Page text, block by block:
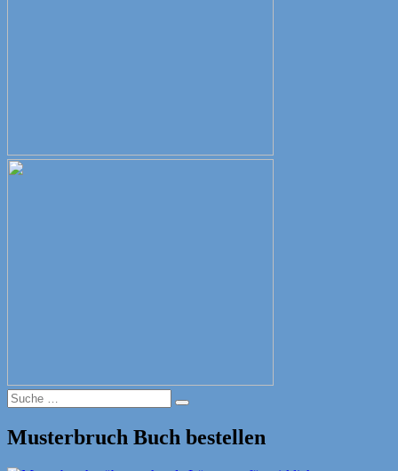
Suche
nach:
Suche
Musterbruch Buch bestellen